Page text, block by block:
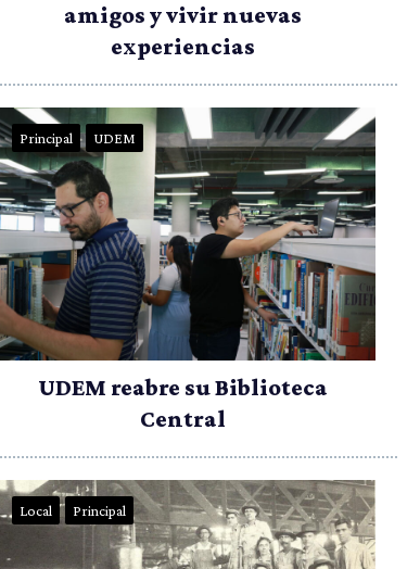
amigos y vivir nuevas
experiencias
Principal UDEM
UDEM reabre su Biblioteca
Central
Local Principal